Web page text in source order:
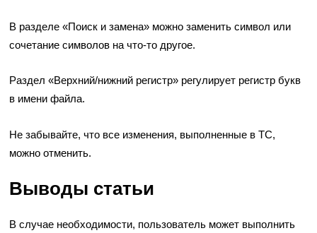
В разделе «Поиск и замена» можно заменить символ или
сочетание символов на что-то другое.
Раздел «Верхний/нижний регистр» регулирует регистр букв
в имени файла.
Не забывайте, что все изменения, выполненные в TC,
можно отменить.
Выводы статьи
В случае необходимости, пользователь может выполнить